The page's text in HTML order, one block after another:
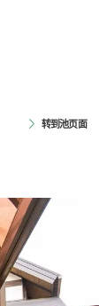
转到池页面